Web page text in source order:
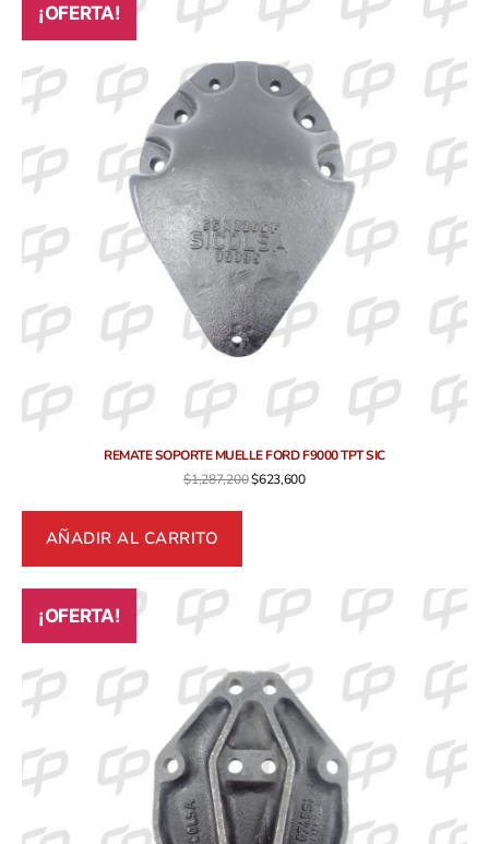
¡OFERTA!
REMATE SOPORTE MUELLE FORD F9000 TPT SIC
$1,287,200$623,600
AÑADIR AL CARRITO
¡OFERTA!